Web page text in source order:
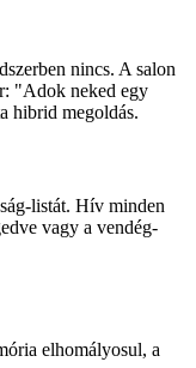
nincs. A salon
"Adok neked egy
hibrid megoldás.
listát. Hív minden
vagy a vendég-
elhomályosul, a